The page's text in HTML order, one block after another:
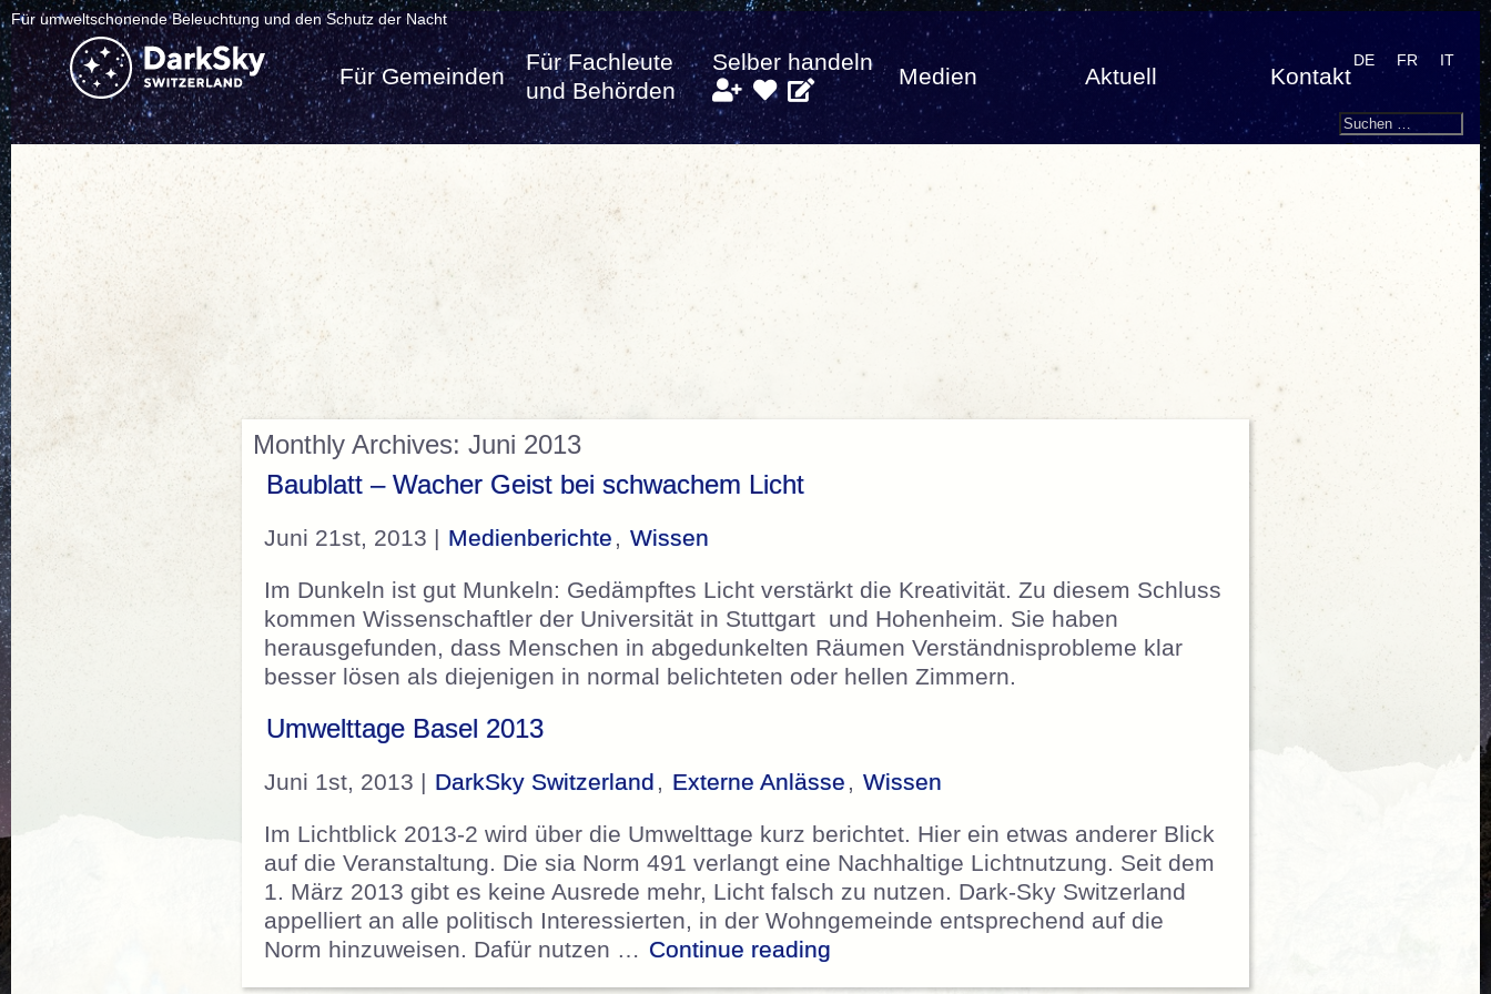
Für umweltschonende Beleuchtung und den Schutz der Nacht
Für Gemeinden
Für Fachleute
und Behörden
Selber handeln
Medien Aktuell Kontakt
DE FR IT
Search
Suchen
Monthly Archives: Juni 2013
Baublatt – Wacher Geist bei schwachem Licht
Juni 21st, 2013 | Medienberichte , Wissen
Im Dunkeln ist gut Munkeln: Gedämpftes Licht verstärkt die Kreativität. Zu diesem Schluss
kommen Wissenschaftler der Universität in Stuttgart und Hohenheim. Sie haben
herausgefunden, dass Menschen in abgedunkelten Räumen Verständnisprobleme klar
besser lösen als diejenigen in normal belichteten oder hellen Zimmern.
Umwelttage Basel 2013
Juni 1st, 2013 | DarkSky Switzerland , Externe Anlässe , Wissen
Im Lichtblick 2013-2 wird über die Umwelttage kurz berichtet. Hier ein etwas anderer Blick
auf die Veranstaltung. Die sia Norm 491 verlangt eine Nachhaltige Lichtnutzung. Seit dem
1. März 2013 gibt es keine Ausrede mehr, Licht falsch zu nutzen. Dark-Sky Switzerland
appelliert an alle politisch Interessierten, in der Wohngemeinde entsprechend auf die
Norm hinzuweisen. Dafür nutzen … Continue reading